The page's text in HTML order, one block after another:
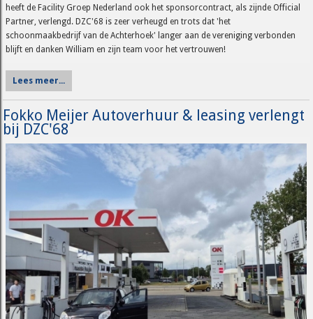
heeft de Facility Groep Nederland ook het sponsorcontract, als zijnde Official
Partner, verlengd. DZC'68 is zeer verheugd en trots dat 'het
schoonmaakbedrijf van de Achterhoek' langer aan de vereniging verbonden
blijft en danken William en zijn team voor het vertrouwen!
Lees meer...
Fokko Meijer Autoverhuur & leasing verlengt
bij DZC'68